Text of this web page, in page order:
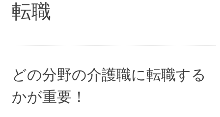
転職
どの分野の介護職に転職する
かが重要！